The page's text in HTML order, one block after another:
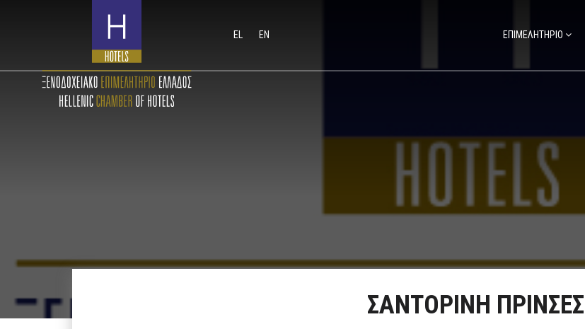
EL EN ΕΠΙΜΕΛΗΤΗΡΙΟ
ΣΑΝΤΟΡΙΝΗ ΠΡΙΝΣΕΣ